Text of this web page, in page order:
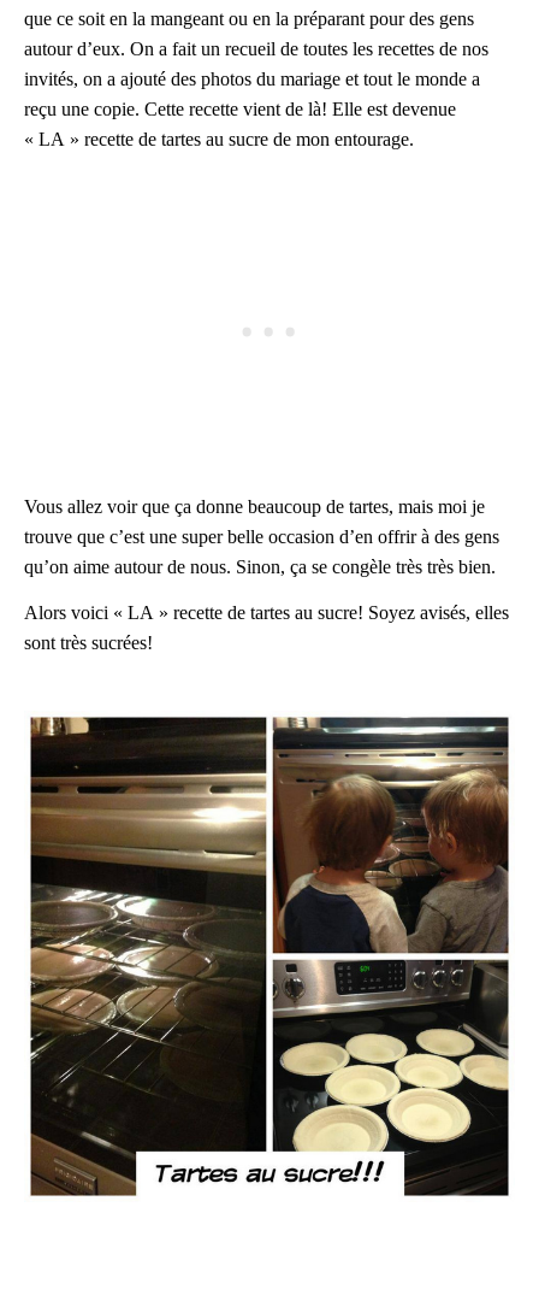
que ce soit en la mangeant ou en la préparant pour des gens
autour d’eux. On a fait un recueil de toutes les recettes de nos
invités, on a ajouté des photos du mariage et tout le monde a
reçu une copie. Cette recette vient de là! Elle est devenue
« LA » recette de tartes au sucre de mon entourage.
Vous allez voir que ça donne beaucoup de tartes, mais moi je
trouve que c’est une super belle occasion d’en offrir à des gens
qu’on aime autour de nous. Sinon, ça se congèle très très bien.
Alors voici « LA » recette de tartes au sucre! Soyez avisés, elles
sont très sucrées!